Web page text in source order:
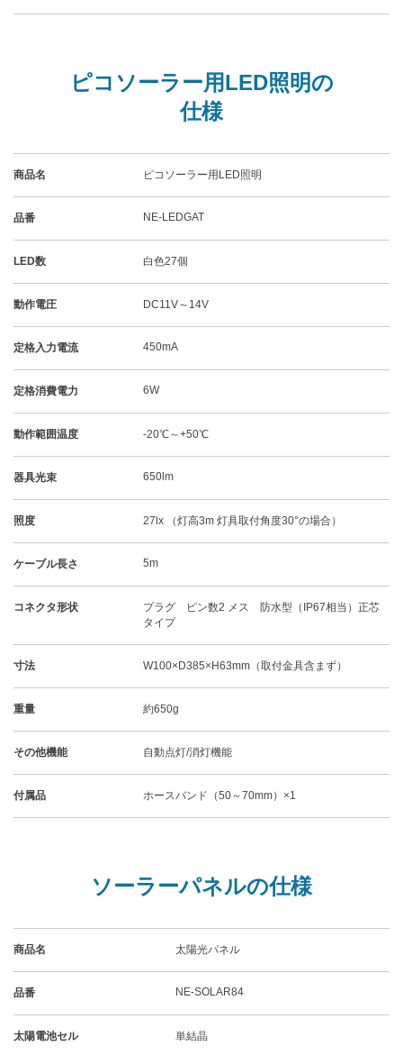
ピコソーラー用LED照明の
仕様
商品名 ピコソーラー用LED照明
品番 NE-LEDGAT
LED数 白色27個
動作電圧 DC11V～14V
定格入力電流 450mA
定格消費電力 6W
動作範囲温度 -20℃～+50℃
器具光束 650lm
照度 27lx （灯高3m 灯具取付角度30°の場合）
ケーブル長さ 5m
コネクタ形状
プラグ ピン数2 メス 防水型（IP67相当）正芯
タイプ
寸法 W100×D385×H63mm（取付金具含まず）
重量 約650g
その他機能 自動点灯/消灯機能
付属品 ホースバンド（50～70mm）×1
ソーラーパネルの仕様
商品名 太陽光パネル
品番 NE-SOLAR84
太陽電池セル 単結晶